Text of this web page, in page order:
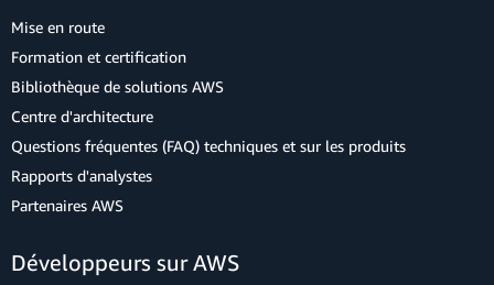
Mise en route
Formation et certification
Bibliothèque de solutions AWS
Centre d'architecture
Questions fréquentes (FAQ) techniques et sur les produits
Rapports d'analystes
Partenaires AWS
Développeurs sur AWS